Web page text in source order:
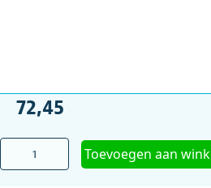
72,45
TuingereedschapToevoegen aan